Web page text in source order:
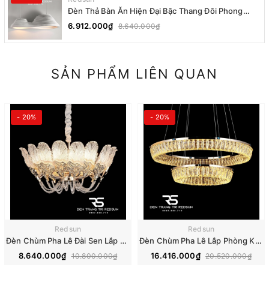
Đèn Thả Bàn Ăn Hiện Đại Bậc Thang Đôi Phong
Cách Nhật Bản Wabi-sabi DC-T078A
6.912.000₫ 8.640.000₫
SẢN PHẨM LIÊN QUAN
- 20%
Redsun
Đèn Chùm Pha Lê Đài Sen Lắp Phòng Khách, Phòng Ăn, Khách Sạn, Nhà Hàng Phong Cách Bắc Âu Hiện Đại DCP-018
8.640.000₫ 10.800.000₫
- 20%
Redsun
Đèn Chùm Pha Lê Lắp Phòng Khách, Phòng Ăn, Khách Sạn, Nhà Hàng Phong Cách Bắc Âu Hiện Đại DCP-019
16.416.000₫ 20.520.000₫